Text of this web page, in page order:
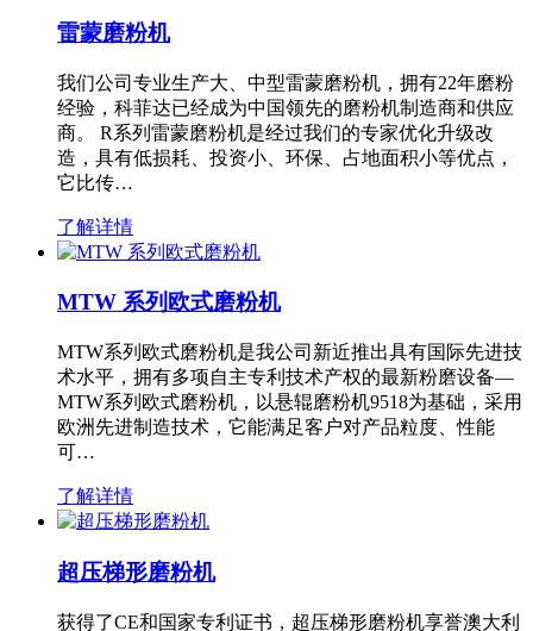
雷蒙磨粉机
我们公司专业生产大、中型雷蒙磨粉机，拥有22年磨粉
经验，科菲达已经成为中国领先的磨粉机制造商和供应
商。 R系列雷蒙磨粉机是经过我们的专家优化升级改
造，具有低损耗、投资小、环保、占地面积小等优点，
它比传…
了解详情
MTW 系列欧式磨粉机
MTW系列欧式磨粉机是我公司新近推出具有国际先进技
术水平，拥有多项自主专利技术产权的最新粉磨设备—
MTW系列欧式磨粉机，以悬辊磨粉机9518为基础，采用
欧洲先进制造技术，它能满足客户对产品粒度、性能
可…
了解详情
超压梯形磨粉机
获得了CE和国家专利证书，超压梯形磨粉机享誉澳大利